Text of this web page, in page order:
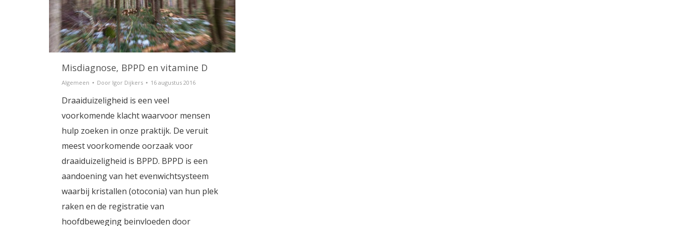
Misdiagnose, BPPD en vitamine D
Algemeen Door Igor Dijkers 16 augustus 2016
Draaiduizeligheid is een veel
voorkomende klacht waarvoor mensen
hulp zoeken in onze praktijk. De veruit
meest voorkomende oorzaak voor
draaiduizeligheid is BPPD. BPPD is een
aandoening van het evenwichtsysteem
waarbij kristallen (otoconia) van hun plek
raken en de registratie van
hoofdbeweging beinvloeden door